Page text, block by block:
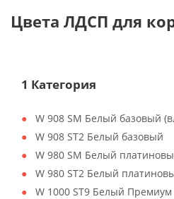
Цвета ЛДСП для
1 Категория
W 908 SM Белый базовый
W 908 ST2 Белый базовый
W 980 SM Белый
W 980 ST2 Белый
W 1000 ST9 Белый Премиум